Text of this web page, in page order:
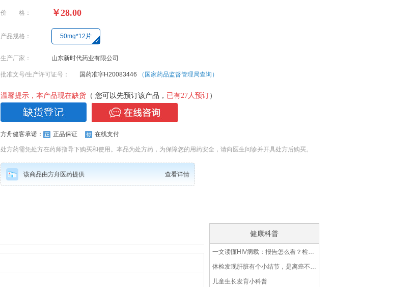
价 格： ￥28.00
产品规格： 50mg*12片
生产厂家： 山东新时代药业有限公司
批准文号/生产许可证号： 国药准字H20083446 （国家药品监督管理局查询）
温馨提示，本产品现在缺货 （ 您可以先预订该产品， 已有27人预订）
方舟健客承诺： 正品保证 在线支付
处方药需凭处方在药师指导下购买和使用。本品为处方药，为保障您的用药安全，请向医生问诊并开具处方后购买。
该商品由方舟医药提供 查看详情
健康科普
一文读懂HIV病载：报告怎么看？检测不到可以无套吗？
体检发现肝脏有个小结节，是离癌不远了吗？
儿童生长发育小科普